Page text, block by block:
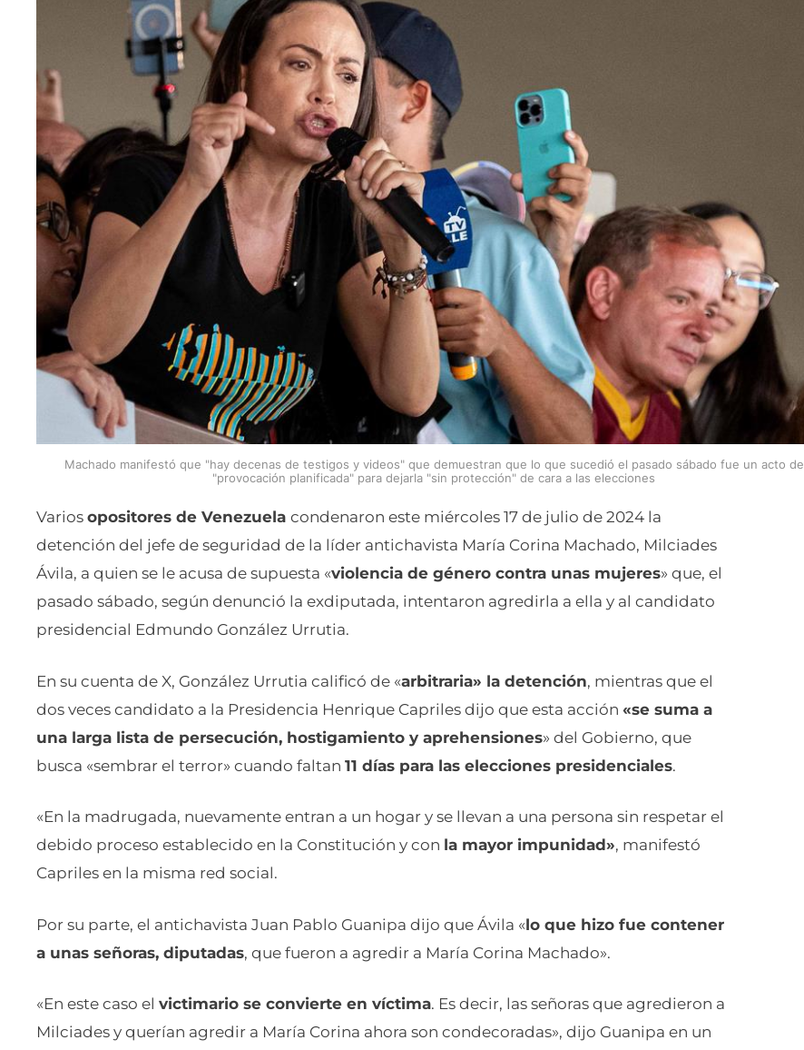
Machado manifestó que "hay decenas de testigos y videos" que demuestran que lo que sucedió el pasado sábado fue un acto de
"provocación planificada" para dejarla "sin protección" de cara a las elecciones
Varios opositores de Venezuela condenaron este miércoles 17 de julio de 2024 la
detención del jefe de seguridad de la líder antichavista María Corina Machado, Milciades
Ávila, a quien se le acusa de supuesta «violencia de género contra unas mujeres» que, el
pasado sábado, según denunció la exdiputada, intentaron agredirla a ella y al candidato
presidencial Edmundo González Urrutia.
En su cuenta de X, González Urrutia calificó de «arbitraria» la detención, mientras que el
dos veces candidato a la Presidencia Henrique Capriles dijo que esta acción «se suma a
una larga lista de persecución, hostigamiento y aprehensiones» del Gobierno, que
busca «sembrar el terror» cuando faltan 11 días para las elecciones presidenciales.
«En la madrugada, nuevamente entran a un hogar y se llevan a una persona sin respetar el
debido proceso establecido en la Constitución y con la mayor impunidad», manifestó
Capriles en la misma red social.
Por su parte, el antichavista Juan Pablo Guanipa dijo que Ávila «lo que hizo fue contener
a unas señoras, diputadas, que fueron a agredir a María Corina Machado».
«En este caso el victimario se convierte en víctima. Es decir, las señoras que agredieron a
Milciades y querían agredir a María Corina ahora son condecoradas», dijo Guanipa en un